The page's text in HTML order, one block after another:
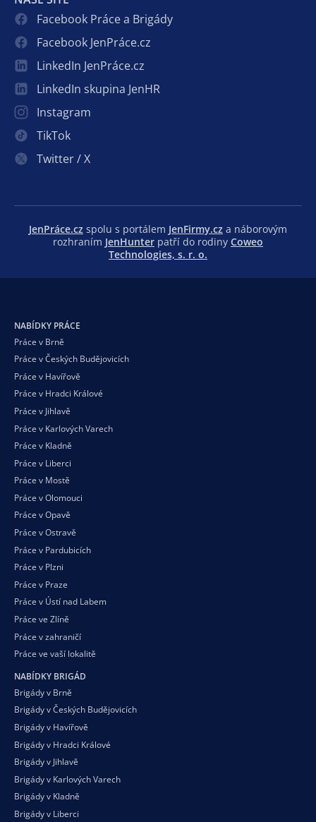
Facebook Práce a Brigády
Facebook JenPráce.cz
LinkedIn JenPráce.cz
LinkedIn skupina JenHR
Instagram
TikTok
Twitter / X
JenPráce.cz spolu s portálem JenFirmy.cz a náborovým
rozhraním JenHunter patří do rodiny Coweo
Technologies, s. r. o.
NABÍDKY PRÁCE
Práce v Brně
Práce v Českých Budějovicích
Práce v Havířově
Práce v Hradci Králové
Práce v Jihlavě
Práce v Karlových Varech
Práce v Kladně
Práce v Liberci
Práce v Mostě
Práce v Olomouci
Práce v Opavě
Práce v Ostravě
Práce v Pardubicích
Práce v Plzni
Práce v Praze
Práce v Ústí nad Labem
Práce ve Zlíně
Práce v zahraničí
Práce ve vaší lokalitě
NABÍDKY BRIGÁD
Brigády v Brně
Brigády v Českých Budějovicích
Brigády v Havířově
Brigády v Hradci Králové
Brigády v Jihlavě
Brigády v Karlových Varech
Brigády v Kladně
Brigády v Liberci